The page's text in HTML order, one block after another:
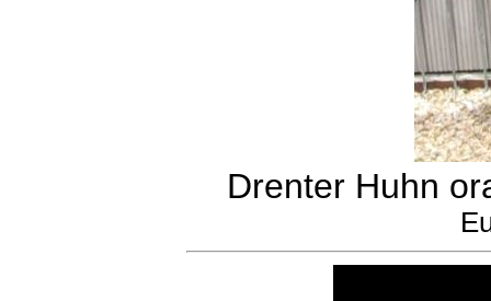
Drenter Huhn